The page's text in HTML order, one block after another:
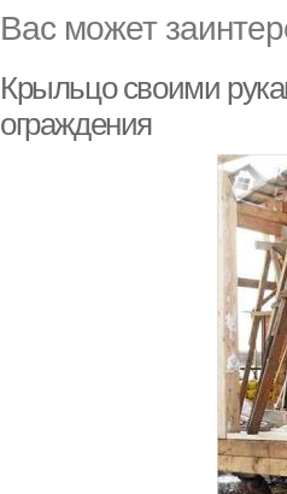
Вас может
Крыльцо своими
ограждения